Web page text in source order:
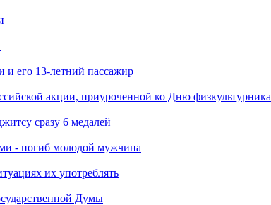
его 13-летний пассажир
акции, приуроченной ко Дню физкультурника
сразу 6 медалей
- погиб молодой мужчина
их употреблять
Думы